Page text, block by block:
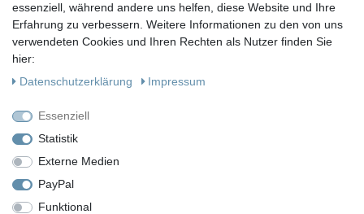
KONTAKT
Fragen?
Ruf uns an, mein Team und ich helfen Dir gerne.
oder
Schreib uns eine E-Mail
essenziell, während andere uns helfen, diese Website und Ihre
Erfahrung zu verbessern. Weitere Informationen zu den von uns
verwendeten Cookies und Ihren Rechten als Nutzer finden Sie
hier:
Daten­schutz­erklärung
Impressum
Essenziell
Statistik
Externe Medien
PayPal
Funktional